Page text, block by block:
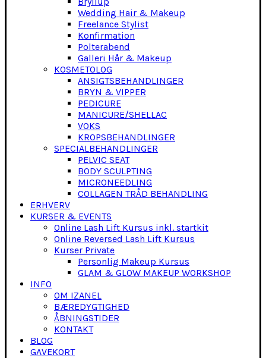
Wedding Hair & Makeup
Freelance Stylist
Konfirmation
Polterabend
Galleri Hår & Makeup
KOSMETOLOG
ANSIGTSBEHANDLINGER
BRYN & VIPPER
PEDICURE
MANICURE/SHELLAC
VOKS
KROPSBEHANDLINGER
SPECIALBEHANDLINGER
PELVIC SEAT
BODY SCULPTING
MICRONEEDLING
COLLAGEN TRÅD BEHANDLING
ERHVERV
KURSER & EVENTS
Online Lash Lift Kursus inkl. startkit
Online Reversed Lash Lift Kursus
Kurser Private
Personlig Makeup Kursus
GLAM & GLOW MAKEUP WORKSHOP
INFO
OM IZANEL
BÆREDYGTIGHED
ÅBNINGSTIDER
KONTAKT
BLOG
GAVEKORT